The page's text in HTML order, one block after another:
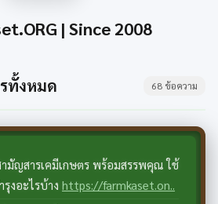
| Since 2008
ทั้งหมด 68 ข้อความ
มัญสารเคมีเกษตร พร้อมสรรพคุณ ใช้
งอะไรบ้าง https://farmkaset.on..